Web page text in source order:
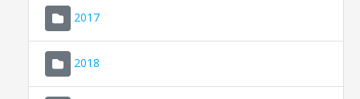
2017
2018